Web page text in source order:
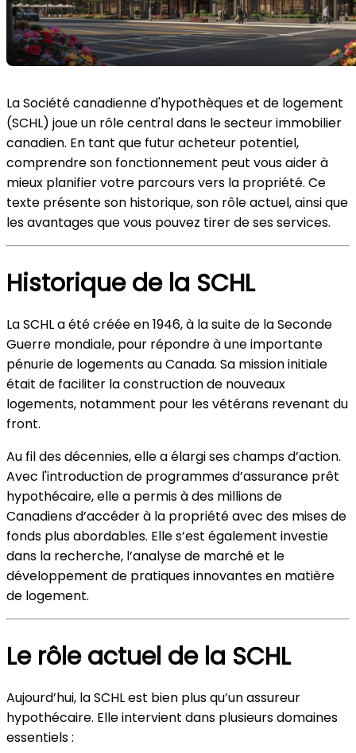
La Société canadienne d'hypothèques et de logement
(SCHL) joue un rôle central dans le secteur immobilier
canadien. En tant que futur acheteur potentiel,
comprendre son fonctionnement peut vous aider à
mieux planifier votre parcours vers la propriété. Ce
texte présente son historique, son rôle actuel, ainsi que
les avantages que vous pouvez tirer de ses services.
Historique de la SCHL
La SCHL a été créée en 1946, à la suite de la Seconde
Guerre mondiale, pour répondre à une importante
pénurie de logements au Canada. Sa mission initiale
était de faciliter la construction de nouveaux
logements, notamment pour les vétérans revenant du
front.
Au fil des décennies, elle a élargi ses champs d’action.
Avec l'introduction de programmes d’assurance prêt
hypothécaire, elle a permis à des millions de
Canadiens d’accéder à la propriété avec des mises de
fonds plus abordables. Elle s’est également investie
dans la recherche, l’analyse de marché et le
développement de pratiques innovantes en matière
de logement.
Le rôle actuel de la SCHL
Aujourd’hui, la SCHL est bien plus qu’un assureur
hypothécaire. Elle intervient dans plusieurs domaines
essentiels :